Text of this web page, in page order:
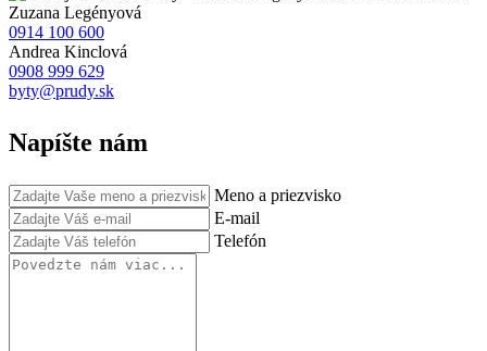
Zuzana Legényová
0914 100 600
Andrea Kinclová
0908 999 629
byty@prudy.sk
Napíšte nám
Meno a priezvisko
E-mail
Telefón